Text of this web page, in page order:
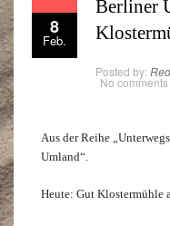
8
Feb.
Berliner
Posted by:
No comments
Aus der Reihe
Umland“.
Heute: Gut Klostermühle